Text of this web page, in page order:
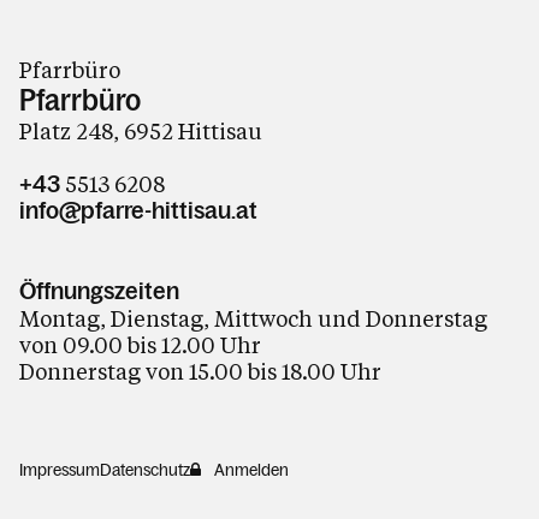
Pfarrbüro
Pfarrbüro
Platz 248, 6952 Hittisau
+43 5513 6208
info@pfarre-hittisau.at
Öffnungszeiten
Montag, Dienstag, Mittwoch und Donnerstag
von 09.00 bis 12.00 Uhr
Donnerstag von 15.00 bis 18.00 Uhr
ImpressumDatenschutz Anmelden